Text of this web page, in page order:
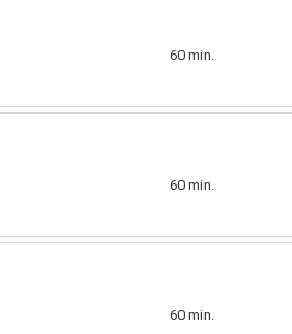
60 min.
60 min.
60 min.